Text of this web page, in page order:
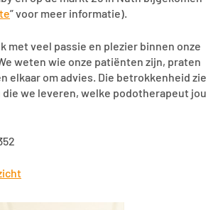
” voor meer informatie).
met veel passie en plezier binnen onze
weten wie onze patiënten zijn, praten
elkaar om advies. Die betrokkenheid zie
die we leveren, welke podotherapeut jou